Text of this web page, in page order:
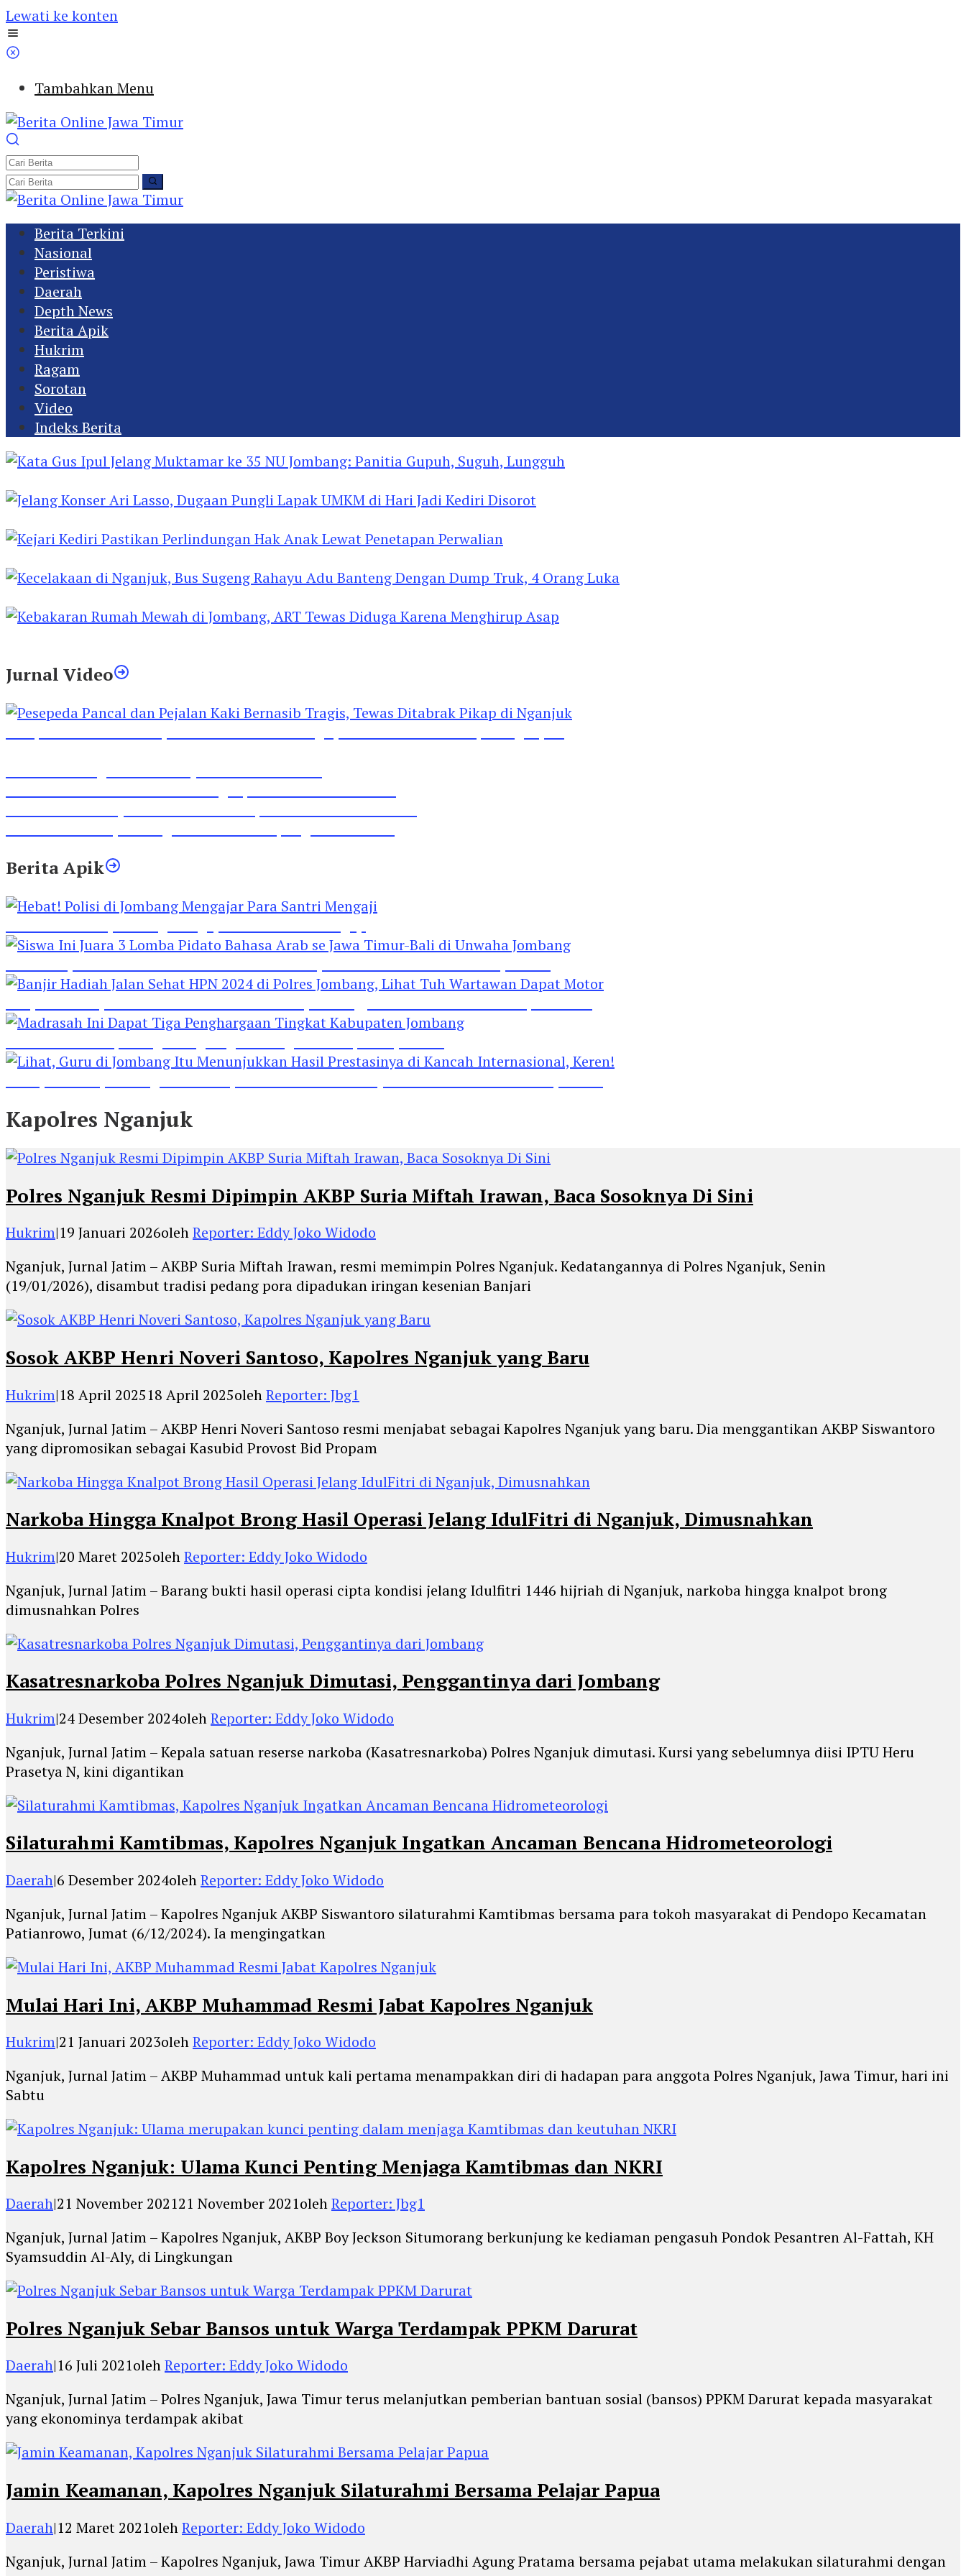
Lewati ke konten
Tambahkan Menu
Berita Terkini
Nasional
Peristiwa
Daerah
Depth News
Berita Apik
Hukrim
Ragam
Sorotan
Video
Indeks Berita
Jurnal Video
Berita Apik
Kapolres Nganjuk
Polres Nganjuk Resmi Dipimpin AKBP Suria Miftah Irawan, Baca Sosoknya Di Sini
Hukrim|19 Januari 2026olehReporter: Eddy Joko Widodo
Nganjuk, Jurnal Jatim – AKBP Suria Miftah Irawan, resmi memimpin Polres Nganjuk. Kedatangannya di Polres Nganjuk, Senin
(19/01/2026), disambut tradisi pedang pora dipadukan iringan kesenian Banjari
Sosok AKBP Henri Noveri Santoso, Kapolres Nganjuk yang Baru
Hukrim|18 April 202518 April 2025olehReporter: Jbg1
Nganjuk, Jurnal Jatim – AKBP Henri Noveri Santoso resmi menjabat sebagai Kapolres Nganjuk yang baru. Dia menggantikan AKBP Siswantoro
yang dipromosikan sebagai Kasubid Provost Bid Propam
Narkoba Hingga Knalpot Brong Hasil Operasi Jelang IdulFitri di Nganjuk, Dimusnahkan
Hukrim|20 Maret 2025olehReporter: Eddy Joko Widodo
Nganjuk, Jurnal Jatim – Barang bukti hasil operasi cipta kondisi jelang Idulfitri 1446 hijriah di Nganjuk, narkoba hingga knalpot brong
dimusnahkan Polres
Kasatresnarkoba Polres Nganjuk Dimutasi, Penggantinya dari Jombang
Hukrim|24 Desember 2024olehReporter: Eddy Joko Widodo
Nganjuk, Jurnal Jatim – Kepala satuan reserse narkoba (Kasatresnarkoba) Polres Nganjuk dimutasi. Kursi yang sebelumnya diisi IPTU Heru
Prasetya N, kini digantikan
Silaturahmi Kamtibmas, Kapolres Nganjuk Ingatkan Ancaman Bencana Hidrometeorologi
Daerah|6 Desember 2024olehReporter: Eddy Joko Widodo
Nganjuk, Jurnal Jatim – Kapolres Nganjuk AKBP Siswantoro silaturahmi Kamtibmas bersama para tokoh masyarakat di Pendopo Kecamatan
Patianrowo, Jumat (6/12/2024). Ia mengingatkan
Mulai Hari Ini, AKBP Muhammad Resmi Jabat Kapolres Nganjuk
Hukrim|21 Januari 2023olehReporter: Eddy Joko Widodo
Nganjuk, Jurnal Jatim – AKBP Muhammad untuk kali pertama menampakkan diri di hadapan para anggota Polres Nganjuk, Jawa Timur, hari ini
Sabtu
Kapolres Nganjuk: Ulama Kunci Penting Menjaga Kamtibmas dan NKRI
Daerah|21 November 202121 November 2021olehReporter: Jbg1
Nganjuk, Jurnal Jatim – Kapolres Nganjuk, AKBP Boy Jeckson Situmorang berkunjung ke kediaman pengasuh Pondok Pesantren Al-Fattah, KH
Syamsuddin Al-Aly, di Lingkungan
Polres Nganjuk Sebar Bansos untuk Warga Terdampak PPKM Darurat
Daerah|16 Juli 2021olehReporter: Eddy Joko Widodo
Nganjuk, Jurnal Jatim – Polres Nganjuk, Jawa Timur terus melanjutkan pemberian bantuan sosial (bansos) PPKM Darurat kepada masyarakat
yang ekonominya terdampak akibat
Jamin Keamanan, Kapolres Nganjuk Silaturahmi Bersama Pelajar Papua
Daerah|12 Maret 2021olehReporter: Eddy Joko Widodo
Nganjuk, Jurnal Jatim – Kapolres Nganjuk, Jawa Timur AKBP Harviadhi Agung Pratama bersama pejabat utama melakukan silaturahmi dengan